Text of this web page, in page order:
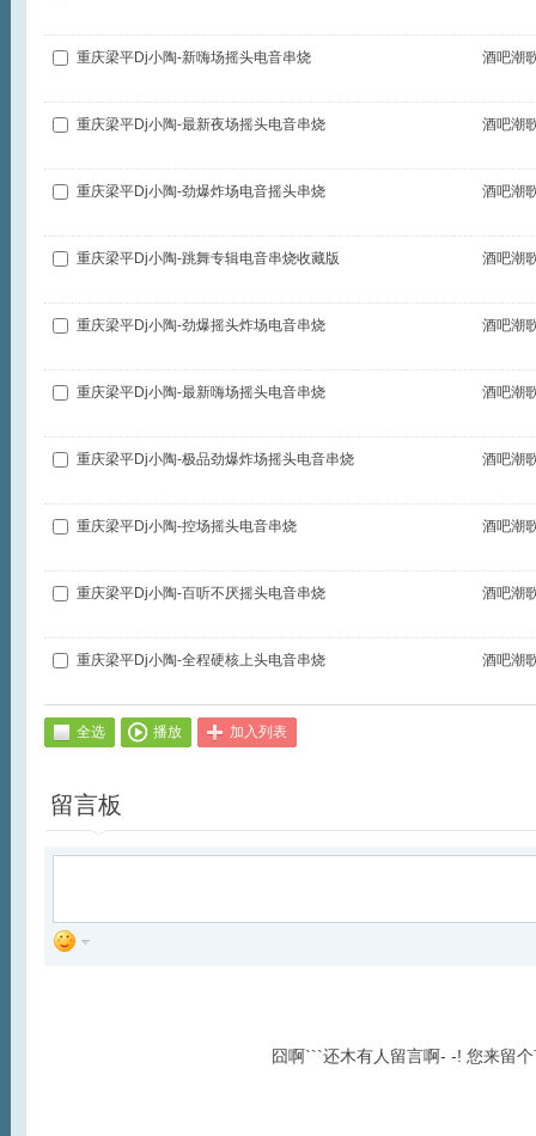
重庆梁平Dj小陶-新嗨场摇头电音串烧 酒吧潮
重庆梁平Dj小陶-最新夜场摇头电音串烧 酒吧潮
重庆梁平Dj小陶-劲爆炸场电音摇头串烧 酒吧潮
重庆梁平Dj小陶-跳舞专辑电音串烧收藏版 酒吧潮
重庆梁平Dj小陶-劲爆摇头炸场电音串烧 酒吧潮
重庆梁平Dj小陶-最新嗨场摇头电音串烧 酒吧潮
重庆梁平Dj小陶-极品劲爆炸场摇头电音串烧 酒吧潮
重庆梁平Dj小陶-控场摇头电音串烧 酒吧潮
重庆梁平Dj小陶-百听不厌摇头电音串烧 酒吧潮
重庆梁平Dj小陶-全程硬核上头电音串烧 酒吧潮
全选 播放 加入列表
留言板
囧啊```还木有人留言啊- -! 您来留